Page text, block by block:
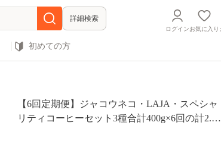
詳細検索
ログインお気に入り
初めての方
【6回定期便】ジャコウネコ・LAJA・スペシャ
リティコーヒーセット3種合計400g×6回の計2.4k